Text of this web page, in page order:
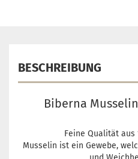
BESCHREIBUNG
Biberna
Feine Qualität aus
Musselin ist ein Gewebe,